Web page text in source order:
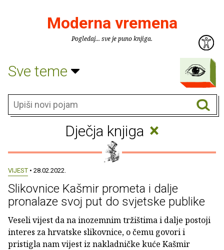
Moderna vremena
Pogledaj... sve je puno knjiga.
Sve teme
Dječja knjiga ×
VIJEST • 28.02.2022.
Slikovnice Kašmir prometa i dalje
pronalaze svoj put do svjetske publike
Veseli vijest da na inozemnim tržištima i dalje postoji
interes za hrvatske slikovnice, o čemu govori i
pristigla nam vijest iz nakladničke kuće Kašmir